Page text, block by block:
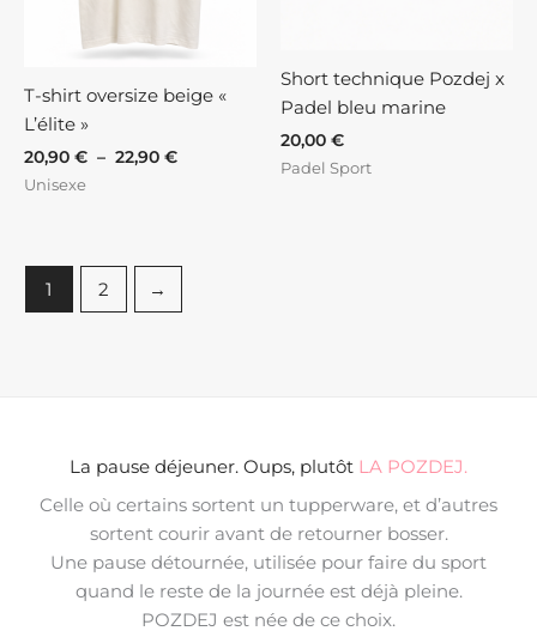
T-shirt oversize beige «
L’élite »
20,90 € – 22,90 €
Unisexe
Short technique Pozdej x
Padel bleu marine
20,00 €
Padel Sport
1 2 →
La pause déjeuner. Oups, plutôt LA POZDEJ.
Celle où certains sortent un tupperware, et d’autres
sortent courir avant de retourner bosser.
Une pause détournée, utilisée pour faire du sport
quand le reste de la journée est déjà pleine.
POZDEJ est née de ce choix.